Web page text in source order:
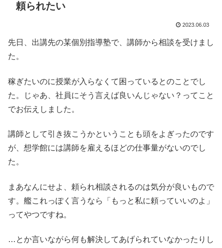
頼られたい
2023.06.03
先日、出講先の某個別指導塾で、講師から相談を受けまし
た。
稼ぎたいのに授業が入らなくて困っているとのことでし
た。じゃあ、社員にそう言えば良いんじゃない？ってこと
でお伝えしました。
講師として引き抜こうかということも頭をよぎったのです
が、想学館には講師を雇えるほどの仕事量がないのでし
た。
まあなんにせよ、頼られ相談されるのは気分が良いもので
す。艦これっぽく言うなら「もっと私に頼っていいのよ」
ってやつですね。
…とか言いながら何も解決してあげられていなかったりし